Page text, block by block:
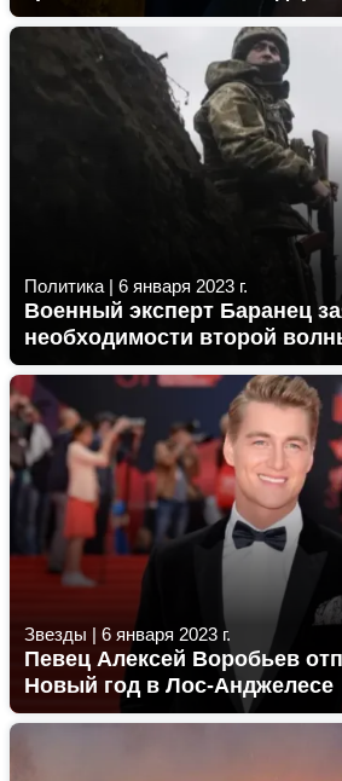
Политика | 6 января 2023 г.
Военный эксперт Баранец
необходимости второй
Звезды | 6 января 2023 г.
Певец Алексей Воробьев
Новый год в Лос-Анджелесе